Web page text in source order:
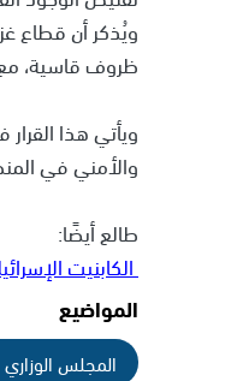
ويُذكر أن قطاع
ظروف قاسية،
ويأتي هذا
والأمني في
طالع أيضًا:
الكابنيت
المواضيع
المجلس الوزاري